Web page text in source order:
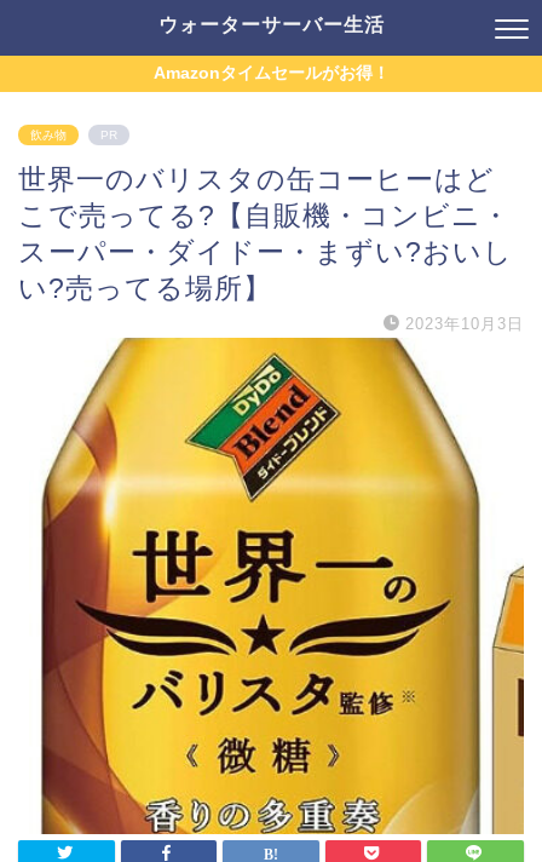
ウォーターサーバー生活
Amazonタイムセールがお得！
飲み物 PR
世界一のバリスタの缶コーヒーはど
こで売ってる?【自販機・コンビニ・
スーパー・ダイドー・まずい?おいし
い?売ってる場所】
2023年10月3日